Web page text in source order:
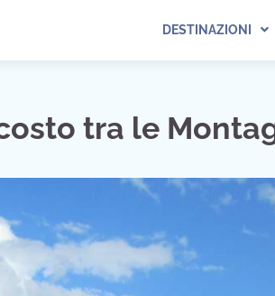
DESTINAZIONI
tra le